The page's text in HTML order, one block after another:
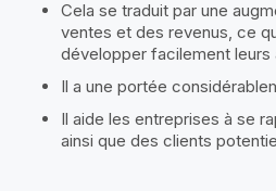
Cela se traduit par une
ventes et des revenus, ce
développer facilement leurs
Il a une portée
Il aide les entreprises à se
ainsi que des clients